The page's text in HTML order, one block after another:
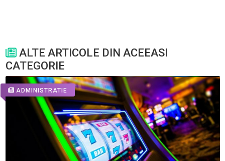
ALTE ARTICOLE DIN ACEEASI
CATEGORIE
ADMINISTRATIE